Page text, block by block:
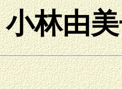
小林由